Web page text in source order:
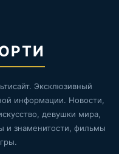
Эксклюзивный
информации. Новости,
девушки мира,
и знаменитости, фильмы